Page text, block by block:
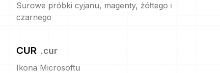
Surowe próbki cyjanu, magenty, żółtego i
czarnego
CUR .cur
Ikona Microsoftu